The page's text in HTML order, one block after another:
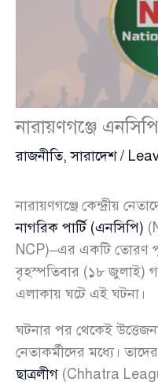
নারায়ণগঞ্জে
রাজনীতি,সারাদেশ/
নারায়ণগঞ্জে কেন্দ্রীয়
নাগরিক পার্টি (এনসিপি)
NCP)–এর একটি তোরণ
বৃহস্পতিবার (১৮ জুলাই)
এলাকায় ঘটে এই ঘটনা।
ঘটনার পর থেকেই
নেতাকর্মীদের মধ্যে।
ছাত্রলীগ (Chhatra